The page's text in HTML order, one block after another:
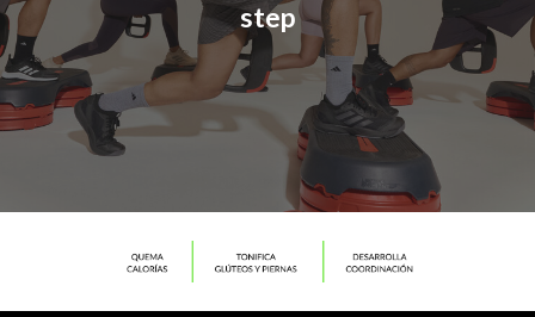
step